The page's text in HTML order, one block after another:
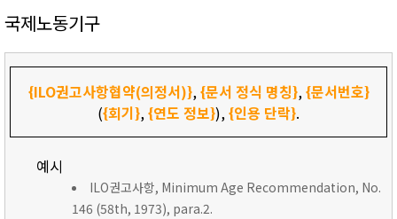
국제노동기구
{ILO권고사항협약(의정서)},{문서 정식 명칭},{문서번호}
({회기},{연도 정보}),{인용 단락}.
예시
ILO권고사항, Minimum Age Recommendation, No.
146 (58th, 1973), para.2.